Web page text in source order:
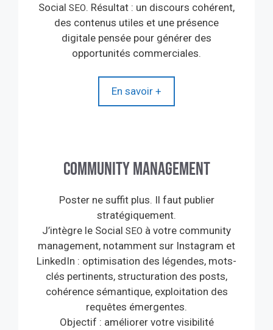
Social SEO. Résultat : un discours cohérent,
des contenus utiles et une présence
digitale pensée pour générer des
opportunités commerciales.
En savoir +
Community Management
Poster ne suffit plus. Il faut publier
stratégiquement.
J’intègre le Social SEO à votre community
management, notamment sur Instagram et
LinkedIn : optimisation des légendes, mots-
clés pertinents, structuration des posts,
cohérence sémantique, exploitation des
requêtes émergentes.
Objectif : améliorer votre visibilité